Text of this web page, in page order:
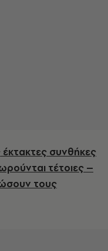
συνθήκες
τέτοιες –
τους